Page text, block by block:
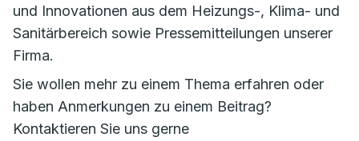
und Innovationen aus dem Heizungs-, Klima- und
Sanitärbereich sowie Pressemitteilungen unserer
Firma.
Sie wollen mehr zu einem Thema erfahren oder
haben Anmerkungen zu einem Beitrag?
Kontaktieren Sie uns gerne